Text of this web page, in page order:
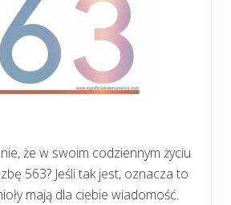
że w swoim codziennym życiu
563? Jeśli tak jest, oznacza to
mają dla ciebie wiadomość.